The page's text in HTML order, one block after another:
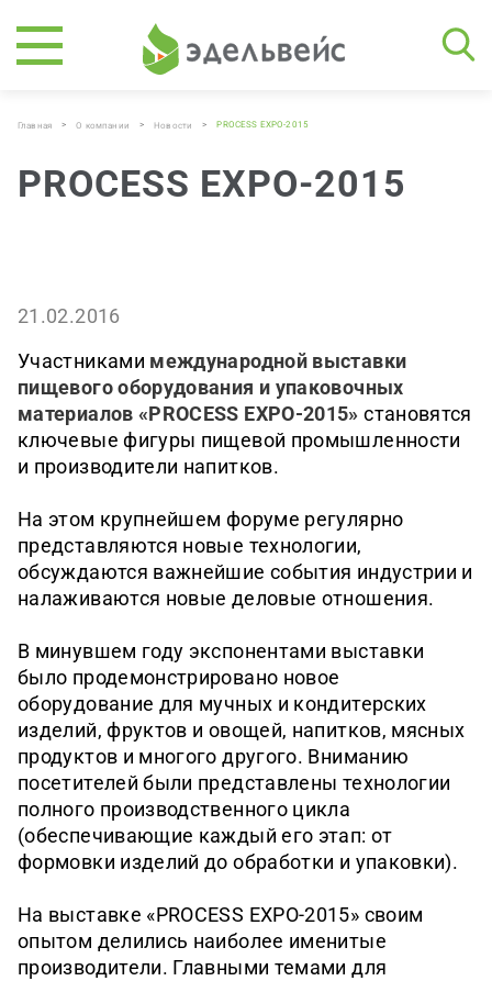
Главная > О компании > Новости > PROCESS EXPO-2015
PROCESS EXPO-2015
21.02.2016
Участниками международной выставки
пищевого оборудования и упаковочных
материалов «PROCESS EXPO-2015» становятся
ключевые фигуры пищевой промышленности
и производители напитков.
На этом крупнейшем форуме регулярно
представляются новые технологии,
обсуждаются важнейшие события индустрии и
налаживаются новые деловые отношения.
В минувшем году экспонентами выставки
было продемонстрировано новое
оборудование для мучных и кондитерских
изделий, фруктов и овощей, напитков, мясных
продуктов и многого другого. Вниманию
посетителей были представлены технологии
полного производственного цикла
(обеспечивающие каждый его этап: от
формовки изделий до обработки и упаковки).
На выставке «PROCESS EXPO-2015» своим
опытом делились наиболее именитые
производители. Главными темами для